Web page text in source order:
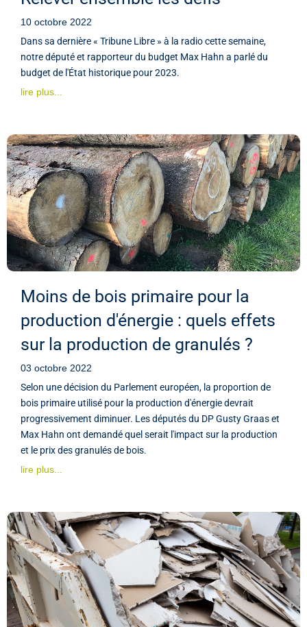
10 octobre 2022
Dans sa dernière « Tribune Libre » à la radio cette semaine,
notre député et rapporteur du budget Max Hahn a parlé du
budget de l'État historique pour 2023.
lire plus...
Moins de bois primaire pour la
production d'énergie : quels effets
sur la production de granulés ?
03 octobre 2022
Selon une décision du Parlement européen, la proportion de
bois primaire utilisé pour la production d'énergie devrait
progressivement diminuer. Les députés du DP Gusty Graas et
Max Hahn ont demandé quel serait l'impact sur la production
et le prix des granulés de bois.
lire plus...